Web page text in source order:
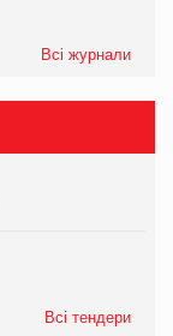
Всі журнали
Всі тендери